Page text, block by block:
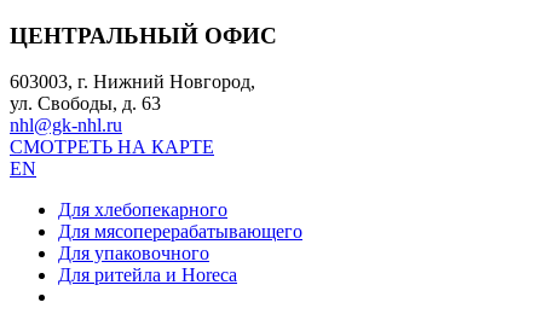
ЦЕНТРАЛЬНЫЙ ОФИС
603003, г. Нижний Новгород,
ул. Свободы, д. 63
nhl@gk-nhl.ru
СМОТРЕТЬ НА КАРТЕ
EN
Для хлебопекарного
Для мясоперерабатывающего
Для упаковочного
Для ритейла и Horeca